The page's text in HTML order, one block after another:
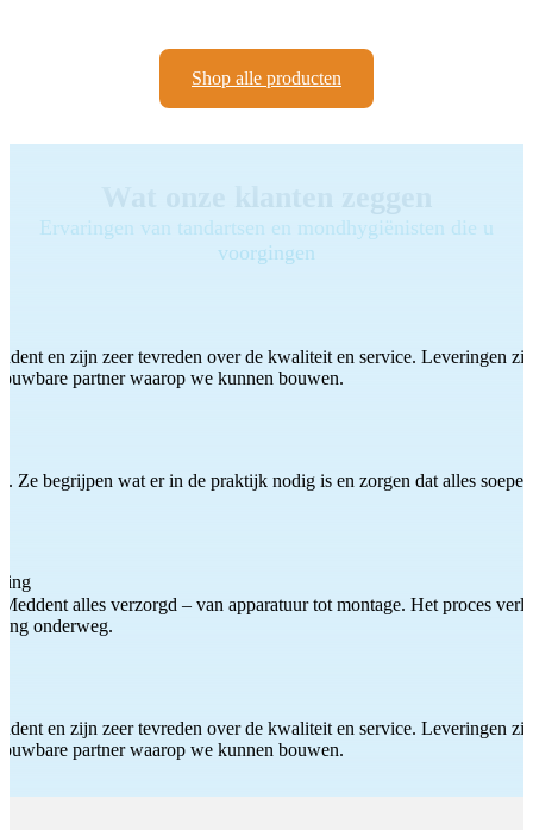
Shop alle producten
Ervaringen van tandartsen en mondhygiënisten die u
voorgingen
en zijn zeer tevreden over de kwaliteit en service. Leveringen
partner waarop we kunnen bouwen.
Ze begrijpen wat er in de praktijk nodig is en zorgen dat alles
alles verzorgd – van apparatuur tot montage. Het proces
onderweg.
en zijn zeer tevreden over de kwaliteit en service. Leveringen
partner waarop we kunnen bouwen.